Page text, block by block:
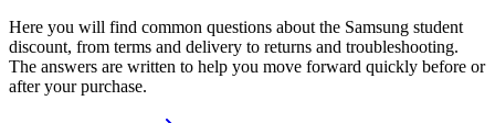
Here you will find common questions about the Samsung student
discount, from terms and delivery to returns and troubleshooting.
The answers are written to help you move forward quickly before or
after your purchase.